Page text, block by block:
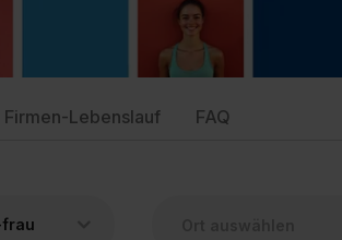
Firmen-Lebenslauf FAQ